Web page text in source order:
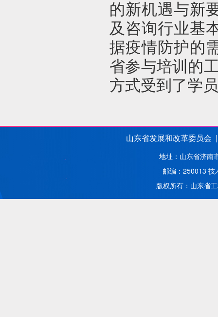
的新机遇与新
及咨询行业基
据疫情防护的
省参与培训的
方式受到了学
山东省发展和改革委员会 |
地址：山东省济南
邮编：250013 技
版权所有：山东省